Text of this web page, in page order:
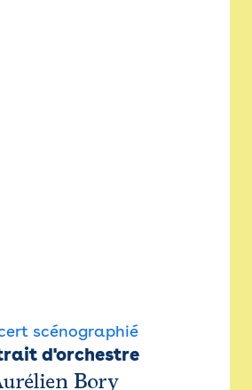
scénographié
d'orchestre
Bory